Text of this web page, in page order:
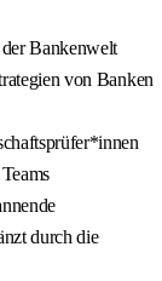
Bankenwelt
von Banken
durch die